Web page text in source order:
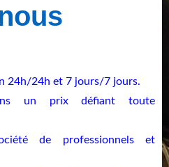
24h/24h et 7 jours/7 jours.
un prix défiant toute
de professionnels et